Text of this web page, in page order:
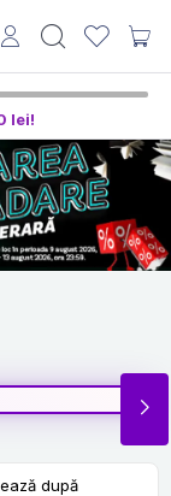
lei!
după